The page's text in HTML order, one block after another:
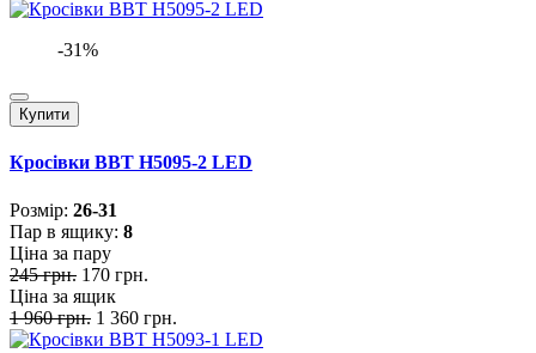
-31%
Купити
Кросівки BBT H5095-2 LED
Розмiр: 26-31
Пар в ящику: 8
Ціна за пару
245 грн. 170 грн.
Ціна за ящик
1 960 грн. 1 360 грн.